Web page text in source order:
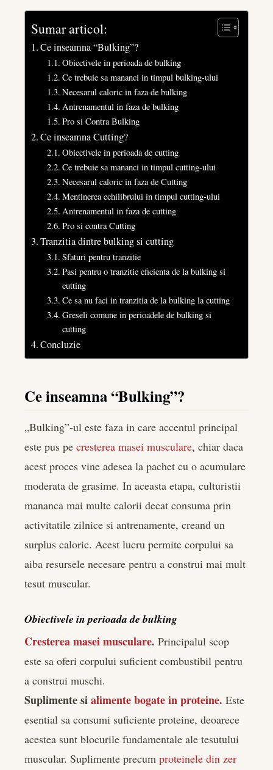
Sumar articol:
Ce inseamna “Bulking”?
Obiectivele in perioada de bulking
Ce trebuie sa mananci in timpul bulking-ului
Necesarul caloric in faza de bulking
Antrenamentul in faza de bulking
Pro si Contra Bulking
Ce inseamna Cutting?
Obiectivele in perioada de cutting
Ce trebuie sa mananci in timpul cutting-ului
Necesarul caloric in faza de Cutting
Mentinerea echilibrului in timpul cutting-ului
Antrenamentul in faza de cutting
Pro si contra Cutting
Tranzitia dintre bulking si cutting
Sfaturi pentru tranzitie
Pasi pentru o tranzitie eficienta de la bulking si
cutting
Ce sa nu faci in tranzitia de la bulking la cutting
Greseli comune in perioadele de bulking si
cutting
Concluzie
Ce inseamna “Bulking”?
„Bulking”-ul este faza in care accentul principal
este pus pe cresterea masei musculare, chiar daca
acest proces vine adesea la pachet cu o acumulare
moderata de grasime. In aceasta etapa, culturistii
mananca mai multe calorii decat consuma prin
activitatile zilnice si antrenamente, creand un
surplus caloric. Acest lucru permite corpului sa
aiba resursele necesare pentru a construi mai mult
tesut muscular.
Obiectivele in perioada de bulking
Cresterea masei musculare. Principalul scop
este sa oferi corpului suficient combustibil pentru
a construi muschi.
Suplimente sialimente bogate in proteine. Este
esential sa consumi suficiente proteine, deoarece
acestea sunt blocurile fundamentale ale tesutului
muscular. Suplimente precum proteinele din zer